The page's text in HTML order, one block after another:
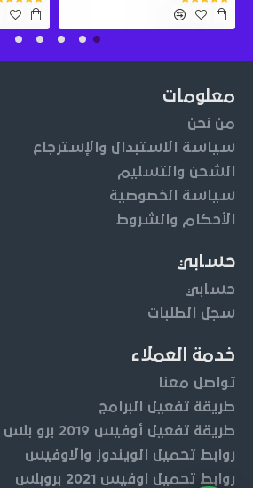
معلومات
من نحن
سياسة الاستبدال والإسترجاع
الشحن والتسليم
سياسة الخصوصية
الأحكام والشروط
حسابي
حسابي
سجل الطلبات
خدمة العملاء
تواصل معنا
طريقة تفعيل البرامج
طريقة تفعيل أوفيس 2019 برو بلس
روابط تحميل الويندوز والاوفيس
روابط تحميل اوفيس 2021 بروبلس